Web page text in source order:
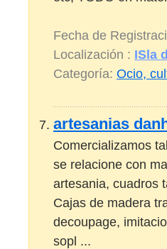
Fecha de
Localización : ISla
Categoría: Ocio,
artesanias
Comercializamos
se relacione con
artesania, cuadros
Cajas de madera
decoupage,
sopl ...